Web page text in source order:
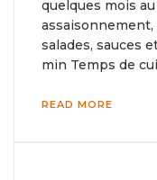
quelques mois
assaisonnement,
salades, sauces
min Temps de
READ MORE